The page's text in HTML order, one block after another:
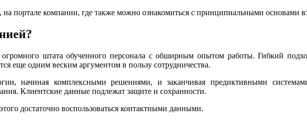
, на портале компании, где также можно ознакомиться с принципиальными основами
штата обученного персонала с обширным опытом работы. Гибкий
еще одним веским аргументом в пользу сотрудничества.
начиная комплексными решениями, и заканчивая предиктивными
Клиентские данные подлежат защите и сохранности.
достаточно воспользоваться контактными данными.